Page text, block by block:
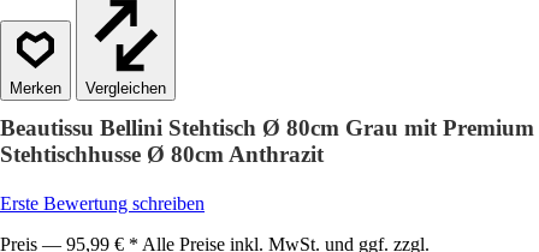
Vergleichen
Beautissu Bellini Stehtisch Ø 80cm Grau mit Premium
Stehtischhusse Ø 80cm Anthrazit
Erste Bewertung schreiben
Preis — 95,99 € * Alle Preise inkl. MwSt. und ggf. zzgl.